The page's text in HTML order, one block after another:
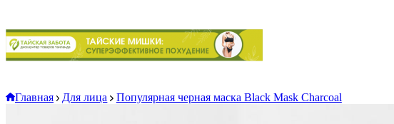
Главная Для лица Популярная черная маска Black Mask Charcoal